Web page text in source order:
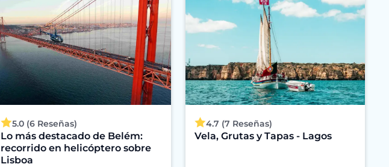
5.0 (6 Reseñas)
Lo más destacado de Belém:
recorrido en helicóptero sobre
Lisboa
4.7 (7 Reseñas)
Vela, Grutas y Tapas - Lagos